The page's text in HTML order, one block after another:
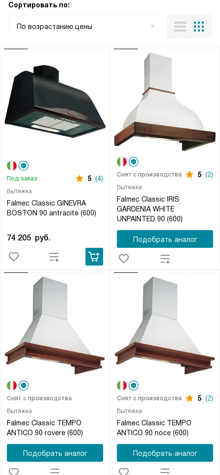
Сортировать по:
По возрастанию цены
Вытяжка
Falmec Classic GINEVRA
BOSTON 90 antracite (600)
Под заказ 5 (4)
74 205 руб.
Вытяжка
Falmec Classic IRIS
GARDENIA WHITE
UNPAINTED 90 (600)
Снят с производства 5 (2)
Подобрать аналог
Вытяжка
Falmec Classic TEMPO
ANTICO 90 rovere (600)
Снят с производства
Подобрать аналог
Вытяжка
Falmec Classic TEMPO
ANTICO 90 noce (600)
Снят с производства 5 (2)
Подобрать аналог